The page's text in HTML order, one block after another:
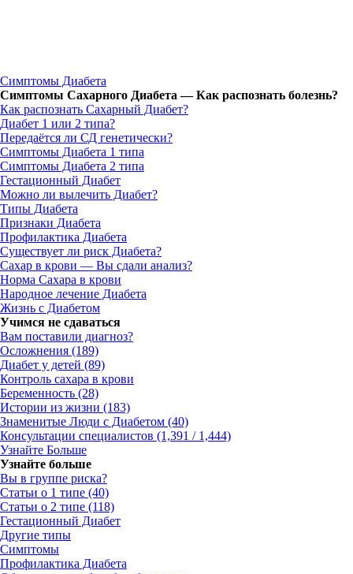
Симптомы Диабета
Симптомы Сахарного Диабета — Как распознать болезнь?
Как распознать Сахарный Диабет?
Диабет 1 или 2 типа?
Передаётся ли СД генетически?
Симптомы Диабета 1 типа
Симптомы Диабета 2 типа
Гестационный Диабет
Можно ли вылечить Диабет?
Типы Диабета
Признаки Диабета
Профилактика Диабета
Существует ли риск Диабета?
Сахар в крови — Вы сдали анализ?
Норма Сахара в крови
Народное лечение Диабета
Жизнь с Диабетом
Учимся не сдаваться
Вам поставили диагноз?
Осложнения (189)
Диабет у детей (89)
Контроль сахара в крови
Беременность (28)
Истории из жизни (183)
Знаменитые Люди с Диабетом (40)
Консультации специалистов (1,391 / 1,444)
Узнайте Больше
Узнайте больше
Вы в группе риска?
Статьи о 1 типе (40)
Статьи о 2 типе (118)
Гестационный Диабет
Другие типы
Симптомы
Профилактика Диабета